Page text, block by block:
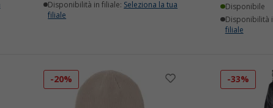
Disponibilità in filiale: Seleziona la tua
filiale
Disponibile
Disponibilità
filiale
-20% -33%